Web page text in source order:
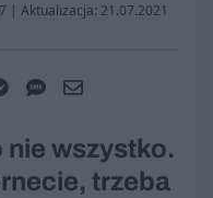
| Aktualizacja: 21.07.2021
nie wszystko.
trzeba